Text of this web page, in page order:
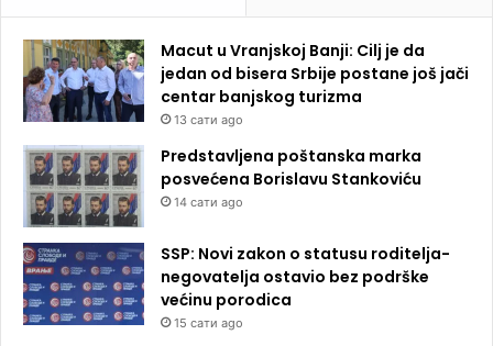
Macut u Vranjskoj Banji: Cilj je da
jedan od bisera Srbije postane još jači
centar banjskog turizma
13 сати ago
Predstavljena poštanska marka
posvećena Borislavu Stankoviću
14 сати ago
SSP: Novi zakon o statusu roditelja-
negovatelja ostavio bez podrške
većinu porodica
15 сати ago